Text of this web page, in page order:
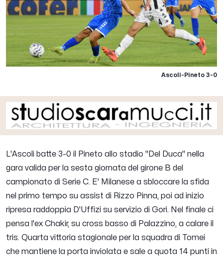
Ascoli-Pineto 3-0
L'Ascoli batte 3-0 il Pineto allo stadio "Del Duca" nella
gara valida per la sesta giornata del girone B del
campionato di Serie C. E' Milanese a sbloccare la sfida
nel primo tempo su assist di Rizzo Pinna, poi ad inizio
ripresa raddoppia D'Uffizi su servizio di Gori. Nel finale ci
pensa l'ex Chakir, su cross basso di Palazzino, a calare il
tris. Quarta vittoria stagionale per la squadra di Tomei
che mantiene la porta inviolata e sale a quota 14 punti in